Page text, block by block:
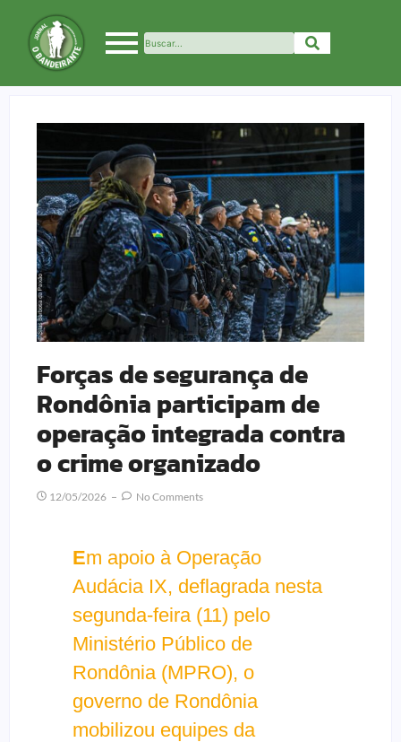
Forças de segurança de
Rondônia participam de
operação integrada contra
o crime organizado
12/05/2026 No Comments
Em apoio à Operação
Audácia IX, deflagrada nesta
segunda-feira (11) pelo
Ministério Público de
Rondônia (MPRO), o
governo de Rondônia
mobilizou equipes da